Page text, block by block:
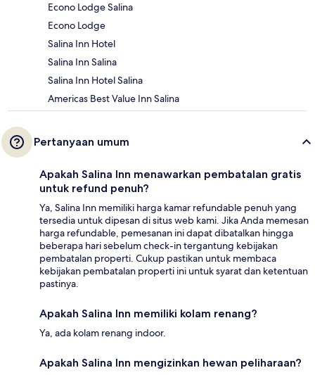
Econo Lodge Salina
Econo Lodge
Salina Inn Hotel
Salina Inn Salina
Salina Inn Hotel Salina
Americas Best Value Inn Salina
Pertanyaan umum
Apakah Salina Inn menawarkan pembatalan gratis
untuk refund penuh?
Ya, Salina Inn memiliki harga kamar refundable penuh yang
tersedia untuk dipesan di situs web kami. Jika Anda memesan
harga refundable, pemesanan ini dapat dibatalkan hingga
beberapa hari sebelum check-in tergantung kebijakan
pembatalan properti. Cukup pastikan untuk membaca
kebijakan pembatalan properti ini untuk syarat dan ketentuan
pastinya.
Apakah Salina Inn memiliki kolam renang?
Ya, ada kolam renang indoor.
Apakah Salina Inn mengizinkan hewan peliharaan?